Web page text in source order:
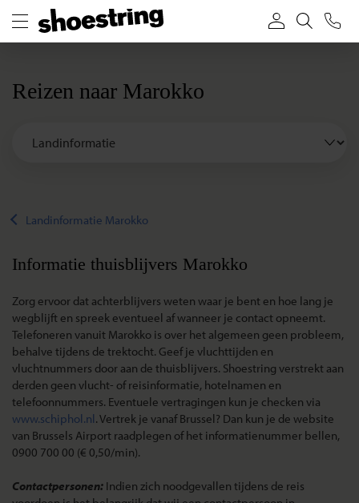
Reizen naar Marokko
Landinformatie Marokko
Informatie thuisblijvers Marokko
Zorg ervoor dat achterblijvers weten waar je bent en hoe lang je
wegblijft en spreek eventueel af wanneer je contact opneemt.
Telefoneren vanuit Marokko is over het algemeen geen probleem,
behalve tijdens de trektocht. Geef je vluchttijden en
vluchtnummers door aan de thuisblijvers. Shoestring verstrekt aan
derden geen vlucht- of reisinformatie, hotelnamen en
telefoonnummers. Eventuele vertragingen kun je checken via
www.schiphol.nl. Vertrek je vanaf Brussel? Dan kun je de website
van Brussels Airport raadplegen of het informatienummer bellen,
0900 700 00 (€ 0,50/min).
Contactpersonen: Indien zich noodgevallen tijdens de reis